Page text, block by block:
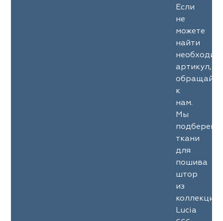
Если
не
можете
найти
артикул,
к
нам.
Мы
подберем
ткани
для
пошива
штор
из
Lucia